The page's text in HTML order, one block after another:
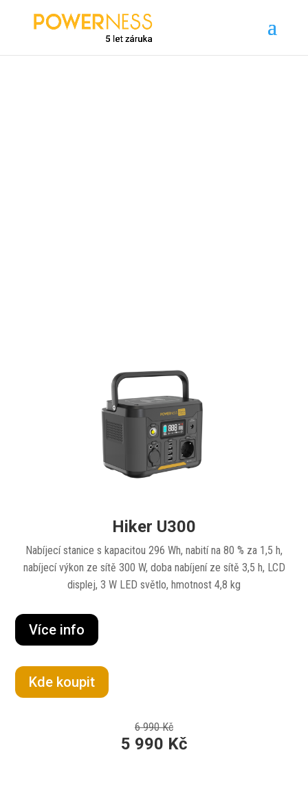
Hiker U300
Nabíjecí stanice s kapacitou 296 Wh, nabití na 80 % za 1,5 h,
nabíjecí výkon ze sítě 300 W, doba nabíjení ze sítě 3,5 h, LCD
displej, 3 W LED světlo, hmotnost 4,8 kg
Více info
Kde koupit
6 990 Kč
5 990 Kč